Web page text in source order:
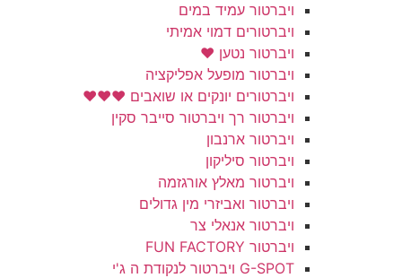
ויברטור עמיד במים
ויברטורים דמוי אמיתי
ויברטור נטען ❤️
ויברטור מופעל אפליקציה
ויברטורים יונקים או שואבים ❤️❤️❤️
ויברטור רך ויברטור סייבר סקין
ויברטור ארנבון
ויברטור סיליקון
ויברטור מאלץ אורגזמה
ויברטור ואביזרי מין גדולים
ויברטור אנאלי צר
ויברטור FUN FACTORY
G-SPOT ויברטור לנקודת ה ג'י